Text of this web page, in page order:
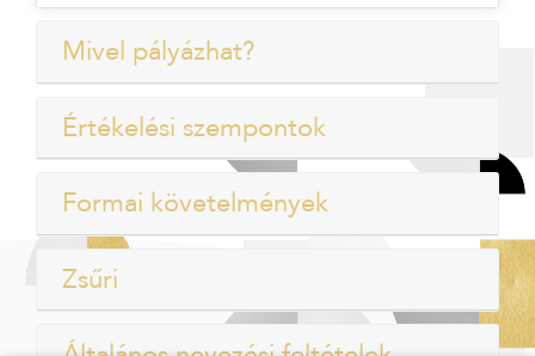
Mivel pályázhat?
Értékelési szempontok
Formai követelmények
Zsűri